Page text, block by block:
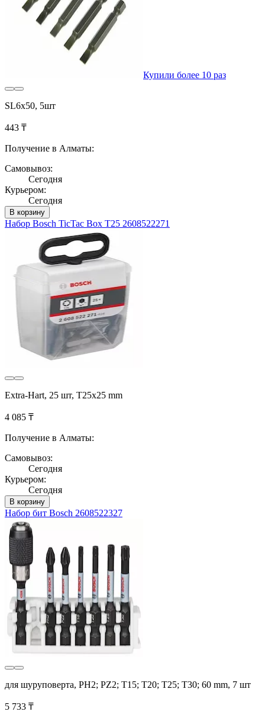
Купили более 10 раз
SL6x50, 5шт
443 ₸
Получение в Алматы:
Самовывоз:
Сегодня
Курьером:
Сегодня
В корзину
Набор Bosch TicTac Box T25 2608522271
Extra-Hart, 25 шт, T25x25 mm
4 085 ₸
Получение в Алматы:
Самовывоз:
Сегодня
Курьером:
Сегодня
В корзину
Набор бит Bosch 2608522327
для шуруповерта, PH2; PZ2; T15; T20; T25; T30; 60 mm, 7 шт
5 733 ₸